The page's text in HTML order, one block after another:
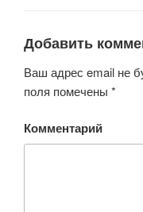
Добавить
Ваш адрес email не
поля помечены *
Комментарий